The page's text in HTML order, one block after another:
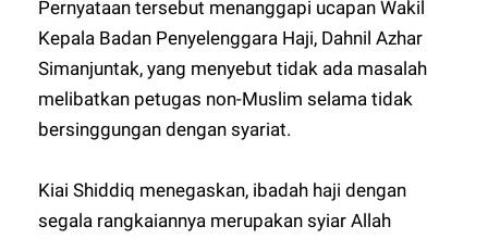
Pernyataan tersebut menanggapi ucapan Wakil
Kepala Badan Penyelenggara Haji, Dahnil Azhar
Simanjuntak, yang menyebut tidak ada masalah
melibatkan petugas non-Muslim selama tidak
bersinggungan dengan syariat.
Kiai Shiddiq menegaskan, ibadah haji dengan
segala rangkaiannya merupakan syiar Allah